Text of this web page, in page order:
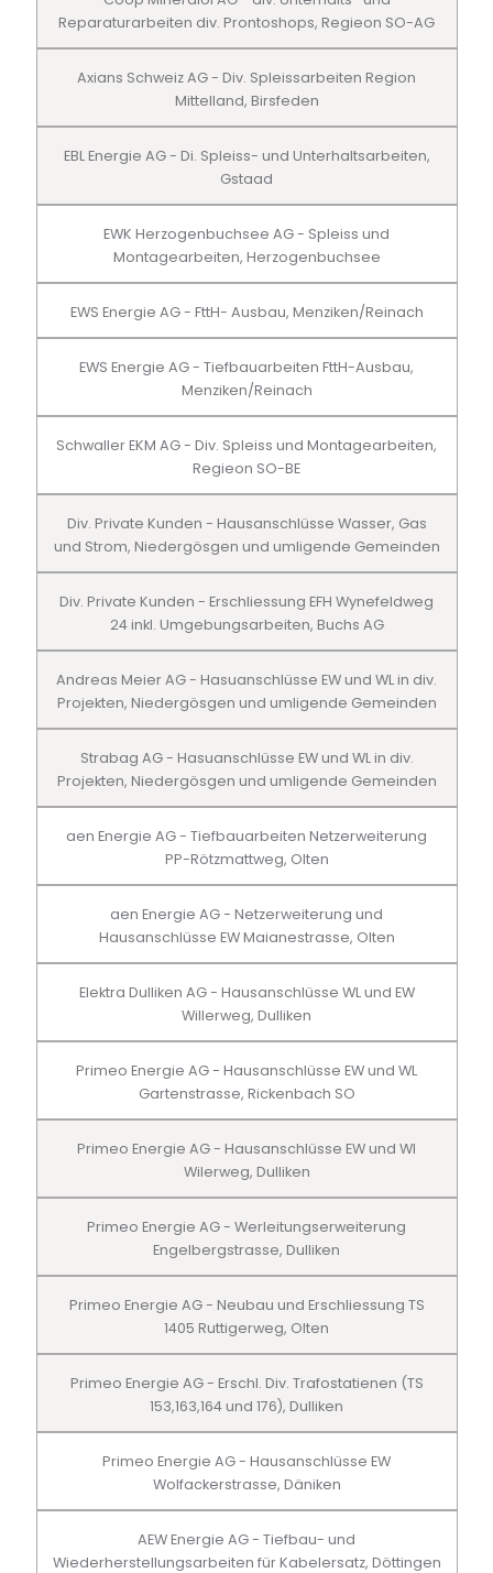
Reparaturarbeiten div. Prontoshops, Regieon SO-AG
Axians Schweiz AG - Div. Spleissarbeiten Region
Mittelland, Birsfeden
EBL Energie AG - Di. Spleiss- und Unterhaltsarbeiten,
Gstaad
EWK Herzogenbuchsee AG - Spleiss und
Montagearbeiten, Herzogenbuchsee
EWS Energie AG - FttH- Ausbau, Menziken/Reinach
EWS Energie AG - Tiefbauarbeiten FttH-Ausbau,
Menziken/Reinach
Schwaller EKM AG - Div. Spleiss und Montagearbeiten,
Regieon SO-BE
Div. Private Kunden - Hausanschlüsse Wasser, Gas
und Strom, Niedergösgen und umligende Gemeinden
Div. Private Kunden - Erschliessung EFH Wynefeldweg
24 inkl. Umgebungsarbeiten, Buchs AG
Andreas Meier AG - Hasuanschlüsse EW und WL in div.
Projekten, Niedergösgen und umligende Gemeinden
Strabag AG - Hasuanschlüsse EW und WL in div.
Projekten, Niedergösgen und umligende Gemeinden
aen Energie AG - Tiefbauarbeiten Netzerweiterung
PP-Rötzmattweg, Olten
aen Energie AG - Netzerweiterung und
Hausanschlüsse EW Maianestrasse, Olten
Elektra Dulliken AG - Hausanschlüsse WL und EW
Willerweg, Dulliken
Primeo Energie AG - Hausanschlüsse EW und WL
Gartenstrasse, Rickenbach SO
Primeo Energie AG - Hausanschlüsse EW und Wl
Wilerweg, Dulliken
Primeo Energie AG - Werleitungserweiterung
Engelbergstrasse, Dulliken
Primeo Energie AG - Neubau und Erschliessung TS
1405 Ruttigerweg, Olten
Primeo Energie AG - Erschl. Div. Trafostatienen (TS
153,163,164 und 176), Dulliken
Primeo Energie AG - Hausanschlüsse EW
Wolfackerstrasse, Däniken
AEW Energie AG - Tiefbau- und
Wiederherstellungsarbeiten für Kabelersatz, Döttingen